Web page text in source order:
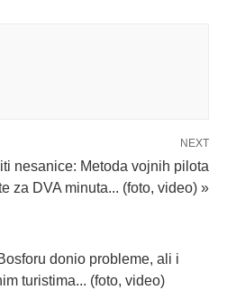
NEXT
nesanice: Metoda vojnih pilota
za DVA minuta... (foto, video) »
donio probleme, ali i
turistima... (foto, video)